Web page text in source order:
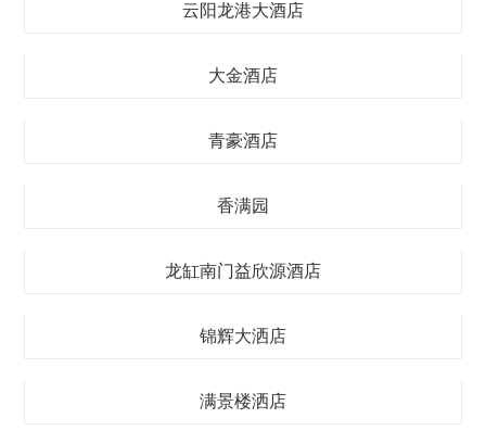
云阳龙港大酒店
大金酒店
青豪酒店
香满园
龙缸南门益欣源酒店
锦辉大洒店
满景楼洒店